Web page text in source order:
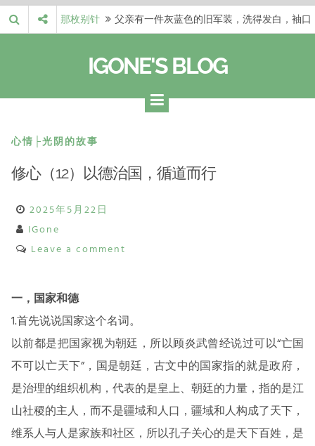
Skip
to
那枚别针
父亲有一件灰蓝色的旧军装，洗得发白，袖口
自己的生活和命…
梁冬 |…
梁冬：有一些人在某个阶段掌握了第一性原
理，完成了一次彻…
梁冬 |…
梁冬：总还有那么百分之一的人，既不努力，
IGONE'S BLOG
心情├光阴的故事
修心（12）以德治国，循道而行
2025年5月22日
IGone
Leave a comment
一，国家和德
1.首先说说国家这个名词。
以前都是把国家视为朝廷，所以顾炎武曾经说过可以“亡国
不可以亡天下”，国是朝廷，古文中的国家指的就是政府，
是治理的组织机构，代表的是皇上、朝廷的力量，指的是江
山社稷的主人，而不是疆域和人口，疆域和人构成了天下，
维系人与人是家族和社区，所以孔子关心的是天下百姓，是